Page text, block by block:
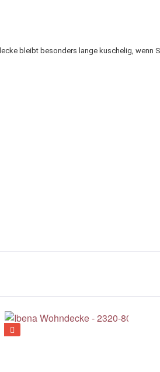
bleibt besonders lange kuschelig, wenn